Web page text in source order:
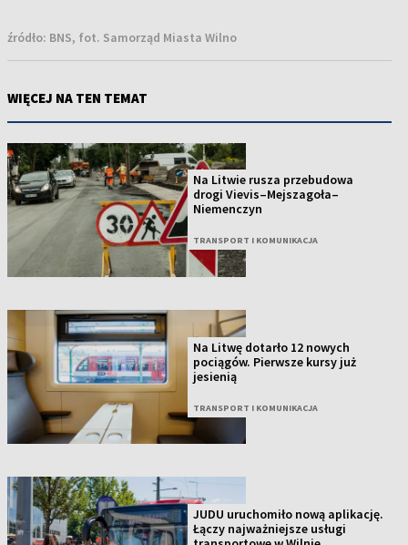
źródło: BNS, fot. Samorząd Miasta Wilno
WIĘCEJ NA TEN TEMAT
Na Litwie rusza przebudowa
drogi Vievis–Mejszagoła–
Niemenczyn
TRANSPORT I KOMUNIKACJA
Na Litwę dotarło 12 nowych
pociągów. Pierwsze kursy już
jesienią
TRANSPORT I KOMUNIKACJA
JUDU uruchomiło nową aplikację.
Łączy najważniejsze usługi